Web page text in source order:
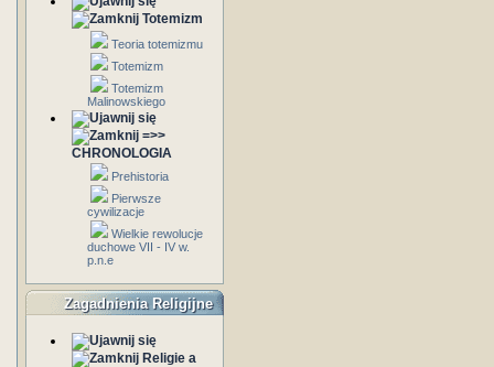
Totemizm
Teoria totemizmu
Totemizm
Totemizm
Malinowskiego
=>>
CHRONOLOGIA
Prehistoria
Pierwsze
cywilizacje
Wielkie rewolucje
duchowe VII - IV w.
p.n.e
Zagadnienia Religijne
Religie a